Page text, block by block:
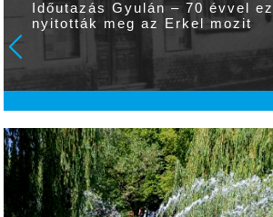
Időutazás Gyulán – 70 évvel
nyitották meg az Erkel mozit